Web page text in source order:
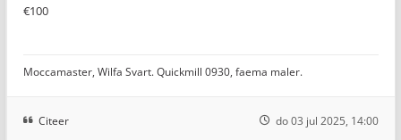
€100
Moccamaster, Wilfa Svart. Quickmill 0930, faema maler.
Citeer do 03 jul 2025, 14:00